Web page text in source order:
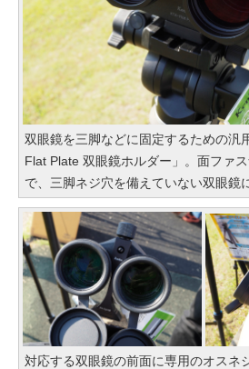
双眼鏡を三脚などに固定するための汎
Flat Plate 双眼鏡ホルダー」。面ファ
で、三脚ネジ穴を備えていない双眼鏡
対応する双眼鏡の前面に専用のオスネ